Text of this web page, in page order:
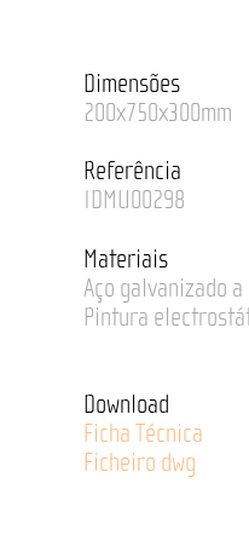
Dimensões
200x750x300mm
Referência
IDMU00298
Materiais
Aço galvanizado
Pintura
Download
Ficha Técnica
Ficheiro dwg